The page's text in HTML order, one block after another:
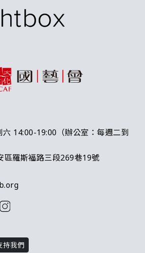
六 14:00-19:00（辦公室：每週二到
區羅斯福路三段269巷19號
持我們